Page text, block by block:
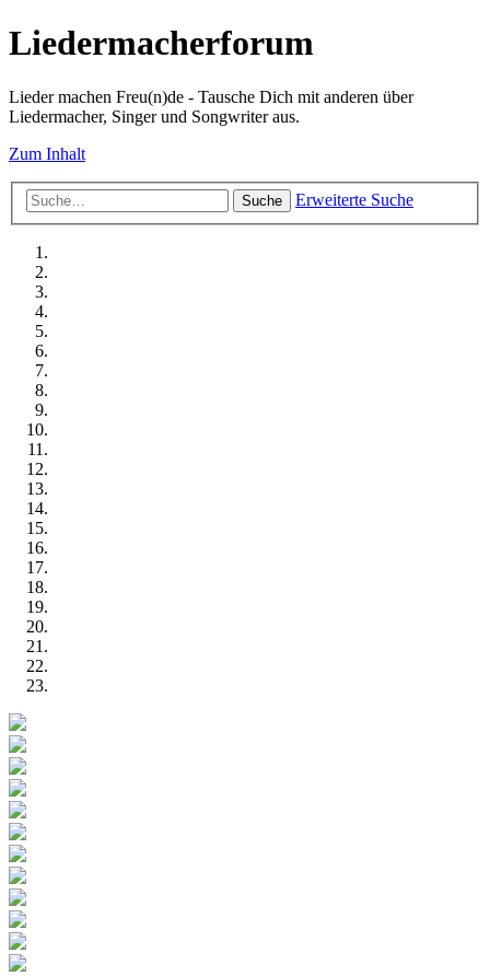
Liedermacherforum
Lieder machen Freu(n)de - Tausche Dich mit anderen über
Liedermacher, Singer und Songwriter aus.
Zum Inhalt
Suche Erweiterte Suche